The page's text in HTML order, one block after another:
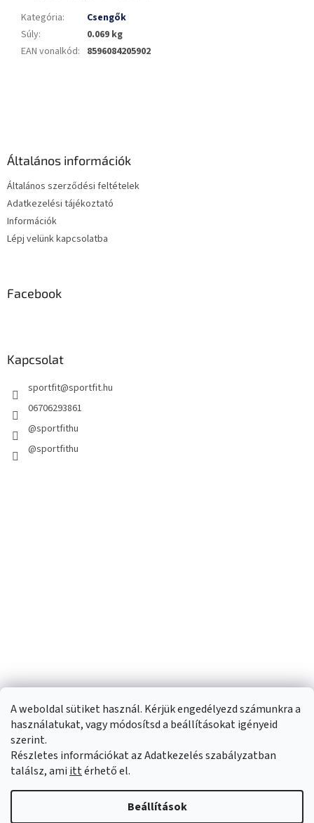
A weboldal sütiket használ. Kérjük engedélyezd számunkra a
használatukat, vagy módosítsd a beállításokat igényeid
szerint.
Részletes információkat az Adatkezelés szabályzatban
találsz, ami ittérhető el.
Beállítások
Kategória:
Csengők
Súly:
0.069 kg
EAN vonalkód: 8596084205902
Általános információk
Általános szerződési feltételek
Adatkezelési tájékoztató
Információk
Lépj velünk kapcsolatba
Facebook
Kapcsolat
sportfit@sportfit.hu
06706293861
@sportfithu
@sportfithu
Shoptet készítette
Sportfit.hu. Minden jog fenntartva.